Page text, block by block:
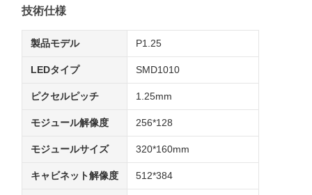
技術仕様
製品モデル P1.25
LEDタイプ SMD1010
ピクセルピッチ 1.25mm
モジュール解像度 256*128
モジュールサイズ 320*160mm
キャビネット解像度 512*384